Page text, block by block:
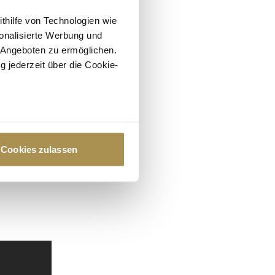
von Technologien wie
Werbung und
zu ermöglichen.
jederzeit über die Cookie-
Präferenzen im
Cookies zulassen